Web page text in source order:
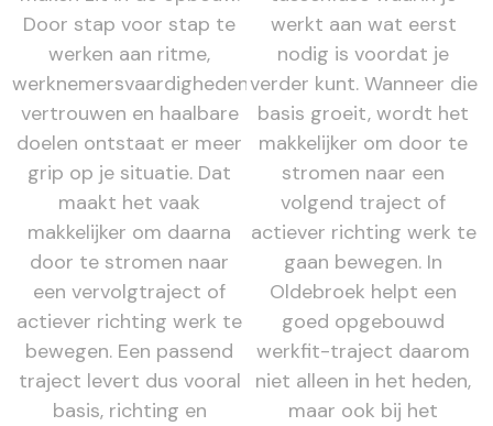
Door stap voor stap te
werken aan ritme,
werknemersvaardigheden,
vertrouwen en haalbare
doelen ontstaat er meer
grip op je situatie. Dat
maakt het vaak
makkelijker om daarna
door te stromen naar
een vervolgtraject of
actiever richting werk te
bewegen. Een passend
traject levert dus vooral
basis, richting en
werkt aan wat eerst
nodig is voordat je
verder kunt. Wanneer die
basis groeit, wordt het
makkelijker om door te
stromen naar een
volgend traject of
actiever richting werk te
gaan bewegen. In
Oldebroek helpt een
goed opgebouwd
werkfit-traject daarom
niet alleen in het heden,
maar ook bij het